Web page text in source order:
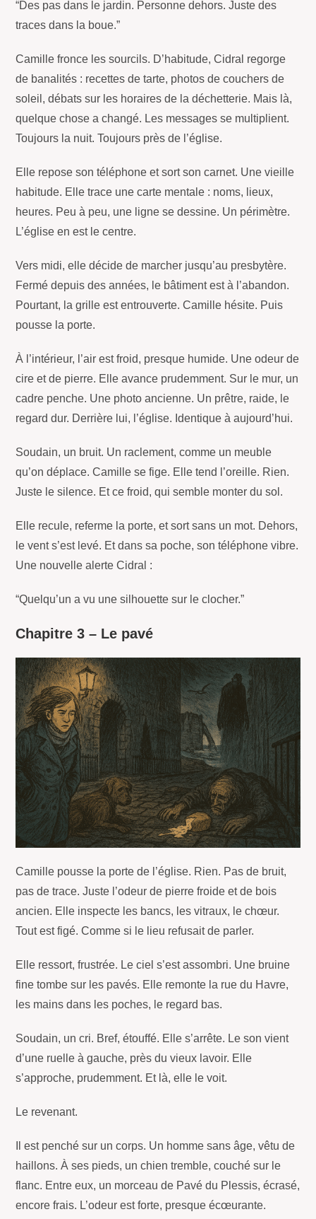
“Des pas dans le jardin. Personne dehors. Juste des
traces dans la boue.”
Camille fronce les sourcils. D’habitude, Cidral regorge
de banalités : recettes de tarte, photos de couchers de
soleil, débats sur les horaires de la déchetterie. Mais là,
quelque chose a changé. Les messages se multiplient.
Toujours la nuit. Toujours près de l’église.
Elle repose son téléphone et sort son carnet. Une vieille
habitude. Elle trace une carte mentale : noms, lieux,
heures. Peu à peu, une ligne se dessine. Un périmètre.
L’église en est le centre.
Vers midi, elle décide de marcher jusqu’au presbytère.
Fermé depuis des années, le bâtiment est à l’abandon.
Pourtant, la grille est entrouverte. Camille hésite. Puis
pousse la porte.
À l’intérieur, l’air est froid, presque humide. Une odeur de
cire et de pierre. Elle avance prudemment. Sur le mur, un
cadre penche. Une photo ancienne. Un prêtre, raide, le
regard dur. Derrière lui, l’église. Identique à aujourd’hui.
Soudain, un bruit. Un raclement, comme un meuble
qu’on déplace. Camille se fige. Elle tend l’oreille. Rien.
Juste le silence. Et ce froid, qui semble monter du sol.
Elle recule, referme la porte, et sort sans un mot. Dehors,
le vent s’est levé. Et dans sa poche, son téléphone vibre.
Une nouvelle alerte Cidral :
“Quelqu’un a vu une silhouette sur le clocher.”
Chapitre 3 – Le pavé
Camille pousse la porte de l’église. Rien. Pas de bruit,
pas de trace. Juste l’odeur de pierre froide et de bois
ancien. Elle inspecte les bancs, les vitraux, le chœur.
Tout est figé. Comme si le lieu refusait de parler.
Elle ressort, frustrée. Le ciel s’est assombri. Une bruine
fine tombe sur les pavés. Elle remonte la rue du Havre,
les mains dans les poches, le regard bas.
Soudain, un cri. Bref, étouffé. Elle s’arrête. Le son vient
d’une ruelle à gauche, près du vieux lavoir. Elle
s’approche, prudemment. Et là, elle le voit.
Le revenant.
Il est penché sur un corps. Un homme sans âge, vêtu de
haillons. À ses pieds, un chien tremble, couché sur le
flanc. Entre eux, un morceau de Pavé du Plessis, écrasé,
encore frais. L’odeur est forte, presque écœurante.